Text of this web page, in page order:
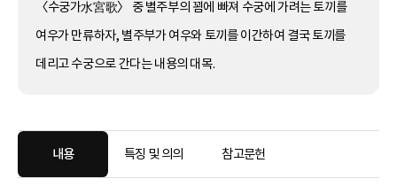
〈수궁가水宮歌〉 중 별주부의 꾐에 빠져 수궁에 가려는 토끼를
여우가 만류하자, 별주부가 여우와 토끼를 이간하여 결국 토끼를
데리고 수궁으로 간다는 내용의 대목.
내용 특징 및 의의 참고문헌